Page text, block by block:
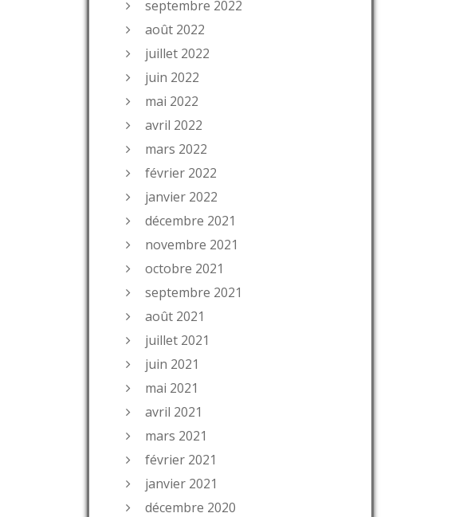
septembre 2022
août 2022
juillet 2022
juin 2022
mai 2022
avril 2022
mars 2022
février 2022
janvier 2022
décembre 2021
novembre 2021
octobre 2021
septembre 2021
août 2021
juillet 2021
juin 2021
mai 2021
avril 2021
mars 2021
février 2021
janvier 2021
décembre 2020